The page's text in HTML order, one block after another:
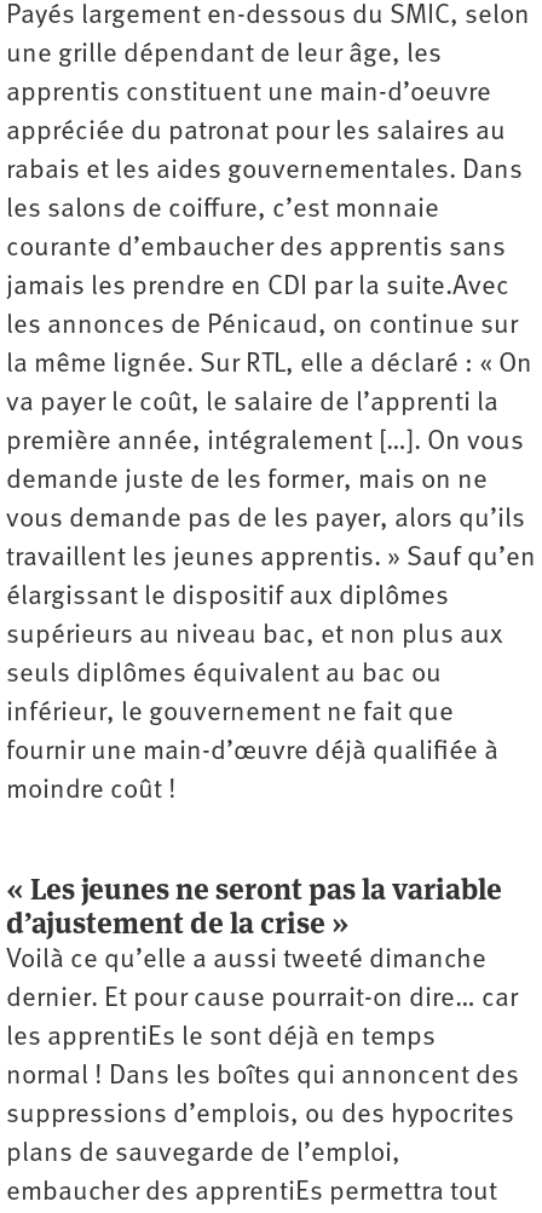
Payés largement en-dessous du SMIC, selon
une grille dépendant de leur âge, les
apprentis constituent une main-d’oeuvre
appréciée du patronat pour les salaires au
rabais et les aides gouvernementales. Dans
les salons de coiffure, c’est monnaie
courante d’embaucher des apprentis sans
jamais les prendre en CDI par la suite.Avec
les annonces de Pénicaud, on continue sur
la même lignée. Sur RTL, elle a déclaré : « On
va payer le coût, le salaire de l’apprenti la
première année, intégralement […]. On vous
demande juste de les former, mais on ne
vous demande pas de les payer, alors qu’ils
travaillent les jeunes apprentis. » Sauf qu’en
élargissant le dispositif aux diplômes
supérieurs au niveau bac, et non plus aux
seuls diplômes équivalent au bac ou
inférieur, le gouvernement ne fait que
fournir une main-d’œuvre déjà qualifiée à
moindre coût !
« Les jeunes ne seront pas la variable
d’ajustement de la crise »
Voilà ce qu’elle a aussi tweeté dimanche
dernier. Et pour cause pourrait-on dire… car
les apprentiEs le sont déjà en temps
normal ! Dans les boîtes qui annoncent des
suppressions d’emplois, ou des hypocrites
plans de sauvegarde de l’emploi,
embaucher des apprentiEs permettra tout